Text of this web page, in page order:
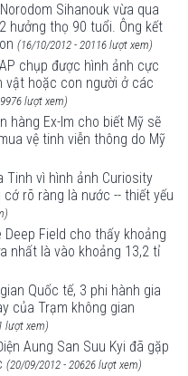
Sihanouk vừa qua
hưởng thọ 90 tuổi. Ông kết
(16/10/2012 - 20116 lượt xem)
chụp được hình ảnh cực
vật hoặc con người ở các
lượt xem)
hàng Ex-Im cho biết Mỹ sẽ
vệ tinh viễn thông do Mỹ
Tinh vì hình ảnh Curiosity
rõ ràng là nước -- thiết yếu
Deep Field cho thấy khoảng
nhất là vào khoảng 13,2 tỉ
Quốc tế, 3 phi hành gia
của Trạm không gian
lượt xem)
Aung San Suu Kyi đã gặp
(20/09/2012 - 20626 lượt xem)